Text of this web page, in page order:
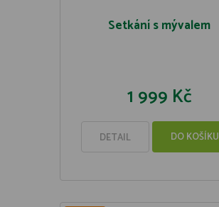
Setkání s mývalem
1 999 Kč
DETAIL DO KOŠÍKU